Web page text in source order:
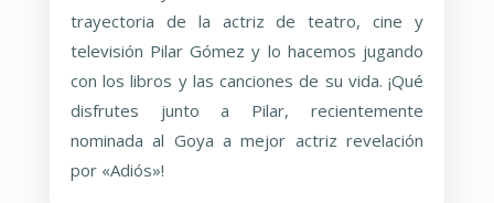
trayectoria de la actriz de teatro, cine y
televisión Pilar Gómez y lo hacemos jugando
con los libros y las canciones de su vida. ¡Qué
disfrutes junto a Pilar, recientemente
nominada al Goya a mejor actriz revelación
por «Adiós»!